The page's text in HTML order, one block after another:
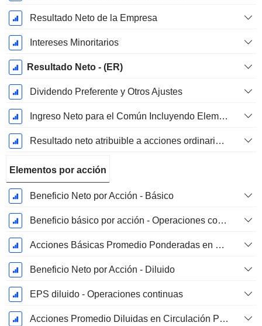
Resultado Neto de la Empresa
Intereses Minoritarios
Resultado Neto - (ER)
Dividendo Preferente y Otros Ajustes
Ingreso Neto para el Común Incluyendo Elementos Extraordinarios
Resultado neto atribuible a acciones ordinarias excl. elementos extraordinarios
Elementos por acción
Beneficio Neto por Acción - Básico
Beneficio básico por acción - Operaciones continuas
Acciones Básicas Promedio Ponderadas en Circulación
Beneficio Neto por Acción - Diluido
EPS diluido - Operaciones continuas
Acciones Promedio Diluidas en Circulación Ponderadas